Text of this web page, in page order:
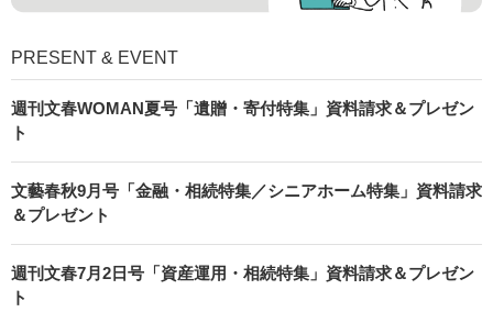
PRESENT & EVENT
週刊文春WOMAN夏号「遺贈・寄付特集」資料請求＆プレゼン
ト
文藝春秋9月号「金融・相続特集／シニアホーム特集」資料請求
＆プレゼント
週刊文春7月2日号「資産運用・相続特集」資料請求＆プレゼン
ト